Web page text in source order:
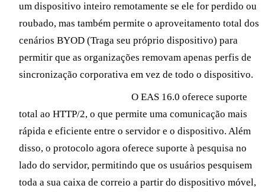
um dispositivo inteiro remotamente se ele for perdido ou
roubado, mas também permite o aproveitamento total dos
cenários BYOD (Traga seu próprio dispositivo) para
permitir que as organizações removam apenas perfis de
sincronização corporativa em vez de todo o dispositivo.
O EAS 16.0 oferece suporte
total ao HTTP/2, o que permite uma comunicação mais
rápida e eficiente entre o servidor e o dispositivo. Além
disso, o protocolo agora oferece suporte à pesquisa no
lado do servidor, permitindo que os usuários pesquisem
toda a sua caixa de correio a partir do dispositivo móvel,